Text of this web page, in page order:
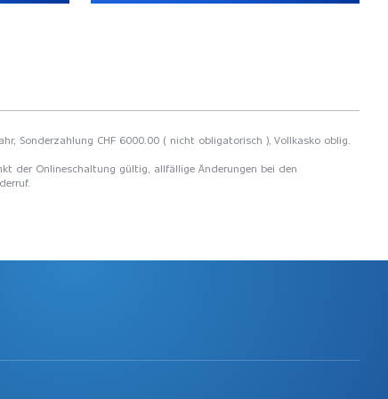
Sonderzahlung CHF 6000.00 ( nicht obligatorisch ), Vollkasko oblig.
der Onlineschaltung gültig, allfällige Änderungen bei den